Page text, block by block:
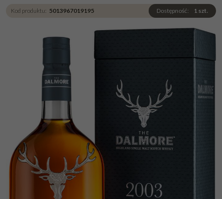
Kod produktu: 5013967019195 Dostępność: 1 szt.